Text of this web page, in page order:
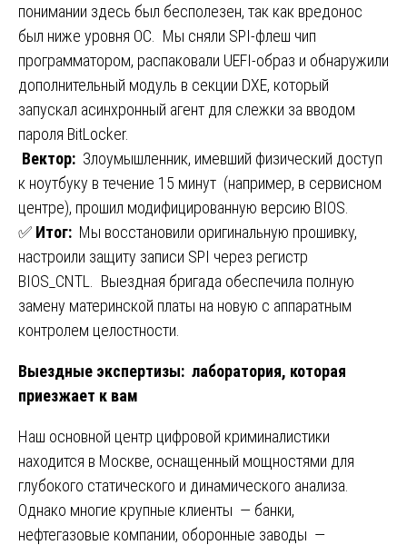
понимании здесь был бесполезен, так как вредонос
был ниже уровня ОС. Мы сняли SPI-флеш чип
программатором, распаковали UEFI-образ и обнаружили
дополнительный модуль в секции DXE, который
запускал асинхронный агент для слежки за вводом
пароля BitLocker.
Вектор: Злоумышленник, имевший физический доступ
к ноутбуку в течение 15 минут (например, в сервисном
центре), прошил модифицированную версию BIOS.
✅ Итог: Мы восстановили оригинальную прошивку,
настроили защиту записи SPI через регистр
BIOS_CNTL. Выездная бригада обеспечила полную
замену материнской платы на новую с аппаратным
контролем целостности.
Выездные экспертизы: лаборатория, которая
приезжает к вам
Наш основной центр цифровой криминалистики
находится в Москве, оснащенный мощностями для
глубокого статического и динамического анализа.
Однако многие крупные клиенты — банки,
нефтегазовые компании, оборонные заводы —